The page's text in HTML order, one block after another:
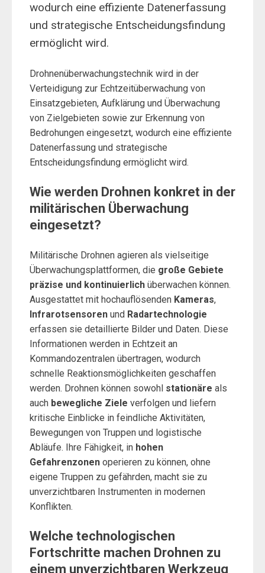
wodurch eine effiziente Datenerfassung
und strategische Entscheidungsfindung
ermöglicht wird.
Drohnenüberwachungstechnik wird in der
Verteidigung zur Echtzeitüberwachung von
Einsatzgebieten, Aufklärung und Überwachung
von Zielgebieten sowie zur Erkennung von
Bedrohungen eingesetzt, wodurch eine effiziente
Datenerfassung und strategische
Entscheidungsfindung ermöglicht wird.
Wie werden Drohnen konkret in der
militärischen Überwachung
eingesetzt?
Militärische Drohnen agieren als vielseitige
Überwachungsplattformen, die große Gebiete
präzise und kontinuierlich überwachen können.
Ausgestattet mit hochauflösenden Kameras,
Infrarotsensoren und Radartechnologie
erfassen sie detaillierte Bilder und Daten. Diese
Informationen werden in Echtzeit an
Kommandozentralen übertragen, wodurch
schnelle Reaktionsmöglichkeiten geschaffen
werden. Drohnen können sowohl stationäre als
auch bewegliche Ziele verfolgen und liefern
kritische Einblicke in feindliche Aktivitäten,
Bewegungen von Truppen und logistische
Abläufe. Ihre Fähigkeit, in hohen
Gefahrenzonen operieren zu können, ohne
eigene Truppen zu gefährden, macht sie zu
unverzichtbaren Instrumenten in modernen
Konflikten.
Welche technologischen
Fortschritte machen Drohnen zu
einem unverzichtbaren Werkzeug